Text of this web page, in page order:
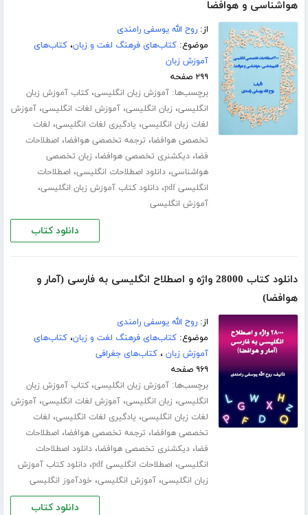
هواشناسی و هوافضا
از:روح الله یوسفی رامندی
موضوع:کتاب‌های فرهنگ لغت و زبان،کتاب‌های
آموزش زبان
۲۹۹ صفحه
برچسب‌ها:آموزش زبان انگلیسی،کتاب آموزش زبان
انگلیسی، زبان انگلیسی،آموزش لغات انگلیسی،آموزش
لغات زبان انگلیسی، یادگیری لغات انگلیسی، لغات
تخصصی هوافضا، ترجمه تخصصی هوافضا، اصطلاحات
فضا،دیکشنری تخصصی هوافضا، زبان تخصصی
هواشناسی،دانلود اصطلاحات انگلیسی، اصطلاحات
انگلیسی pdf
،دانلود کتاب آموزش زبان انگلیسی،
آموزش انگلیسی
دانلود کتاب
دانلود کتاب 28000 واژه و اصطلاح انگلیسی به فارسی (آمار و
هوافضا)
از:روح الله یوسفی رامندی
موضوع:کتاب‌های فرهنگ لغت و زبان،کتاب‌های
آموزش زبان ،کتاب‌های جغرافی
۹۶۹ صفحه
برچسب‌ها:آموزش زبان انگلیسی،کتاب آموزش زبان
انگلیسی، زبان انگلیسی،آموزش لغات انگلیسی،آموزش
لغات زبان انگلیسی، یادگیری لغات انگلیسی، لغات
تخصصی هوافضا، ترجمه تخصصی هوافضا، اصطلاحات
فضا،دیکشنری تخصصی هوافضا،دانلود اصطلاحات
انگلیسی، اصطلاحات انگلیسی pdf ،دانلود کتاب آموزش
زبان انگلیسی،آموزش انگلیسی، خودآموز انگلیسی
دانلود کتاب